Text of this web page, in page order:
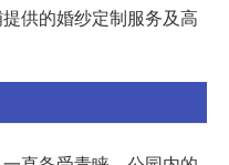
供的婚纱定制服务及高